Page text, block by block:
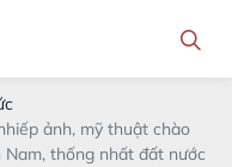
ảnh, mỹ thuật chào
thống nhất đất nước